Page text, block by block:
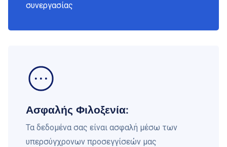
συνεργασίας
Ασφαλής Φιλοξενία:
Τα δεδομένα σας είναι ασφαλή μέσω των
υπερσύγχρονων προσεγγίσεών μας